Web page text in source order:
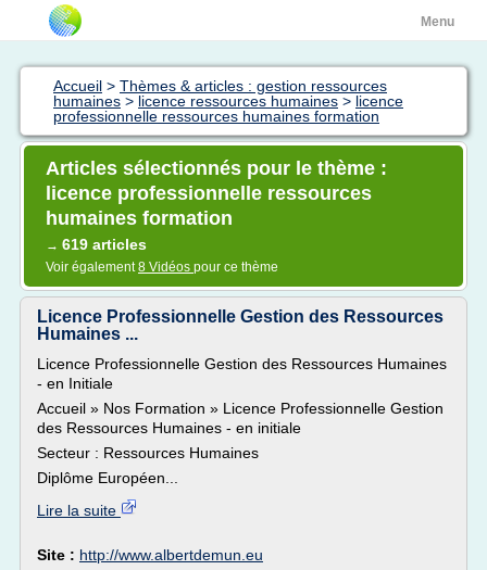
Menu
Accueil > Thèmes & articles : gestion ressources
humaines > licence ressources humaines > licence
professionnelle ressources humaines formation
Articles sélectionnés pour le thème :
licence professionnelle ressources
humaines formation
→ 619 articles
Voir également8 Vidéos pour ce thème
Licence Professionnelle Gestion des Ressources
Humaines ...
Licence Professionnelle Gestion des Ressources Humaines
- en Initiale
Accueil » Nos Formation » Licence Professionnelle Gestion
des Ressources Humaines - en initiale
Secteur : Ressources Humaines
Diplôme Européen...
Lire la suite
Site : http://www.albertdemun.eu